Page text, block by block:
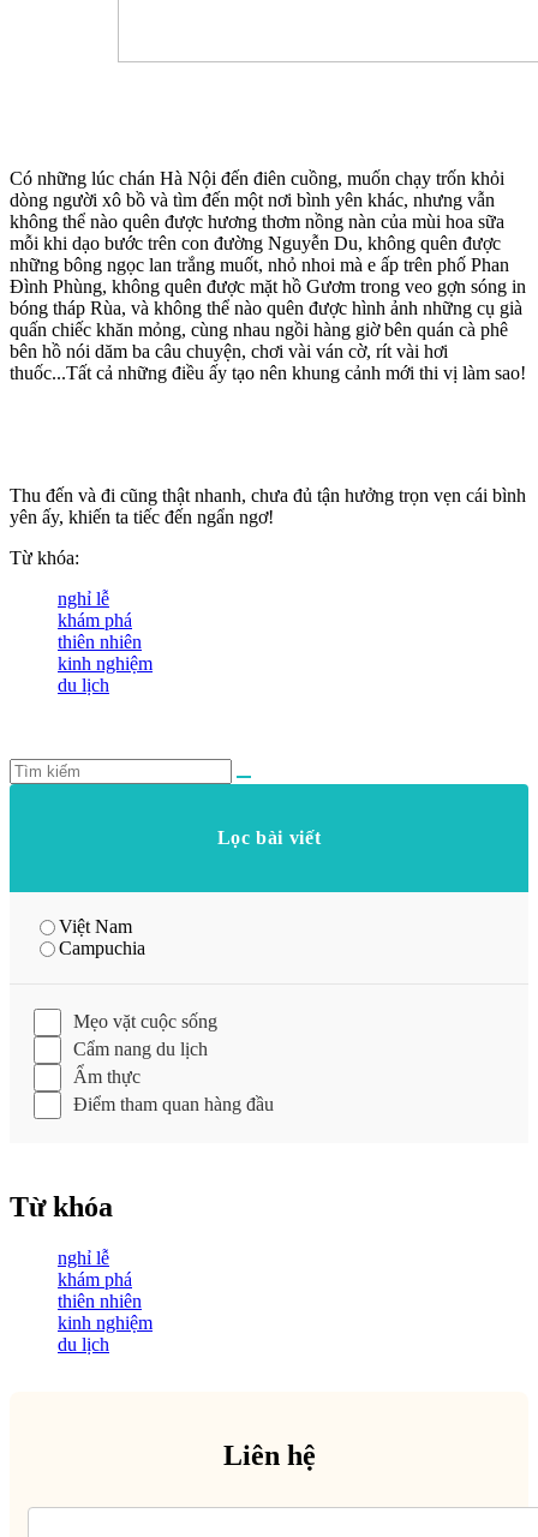
Có những lúc chán Hà Nội đến điên cuồng, muốn chạy trốn khỏi
dòng người xô bồ và tìm đến một nơi bình yên khác, nhưng vẫn
không thể nào quên được hương thơm nồng nàn của mùi hoa sữa
mỗi khi dạo bước trên con đường Nguyễn Du, không quên được
những bông ngọc lan trắng muốt, nhỏ nhoi mà e ấp trên phố Phan
Đình Phùng, không quên được mặt hồ Gươm trong veo gợn sóng in
bóng tháp Rùa, và không thể nào quên được hình ảnh những cụ già
quấn chiếc khăn mỏng, cùng nhau ngồi hàng giờ bên quán cà phê
bên hồ nói dăm ba câu chuyện, chơi vài ván cờ, rít vài hơi
thuốc...Tất cả những điều ấy tạo nên khung cảnh mới thi vị làm sao!
Thu đến và đi cũng thật nhanh, chưa đủ tận hưởng trọn vẹn cái bình
yên ấy, khiến ta tiếc đến ngẩn ngơ!
Từ khóa:
nghỉ lễ
khám phá
thiên nhiên
kinh nghiệm
du lịch
Lọc bài viết
Việt Nam
Campuchia
Mẹo vặt cuộc sống
Cẩm nang du lịch
Ẩm thực
Điểm tham quan hàng đầu
Từ khóa
nghỉ lễ
khám phá
thiên nhiên
kinh nghiệm
du lịch
Liên hệ